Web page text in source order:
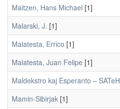
Maitzen, Hans Michael [1]
Malarski, J. [1]
Malatesta, Errico [1]
Malatesta, Juan Felipe [1]
Maldekstro kaj Esperanto – SATeH
Mamin-Sibirjak [1]